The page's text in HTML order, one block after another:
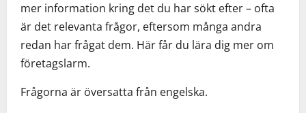
mer information kring det du har sökt efter – ofta
är det relevanta frågor, eftersom många andra
redan har frågat dem. Här får du lära dig mer om
företagslarm.
Frågorna är översatta från engelska.